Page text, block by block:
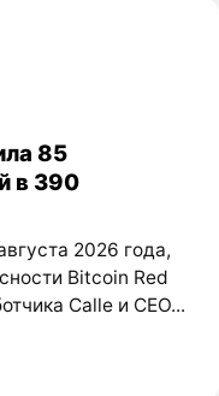
85
в 390
2026 года,
Bitcoin Red
Calle и CEO...